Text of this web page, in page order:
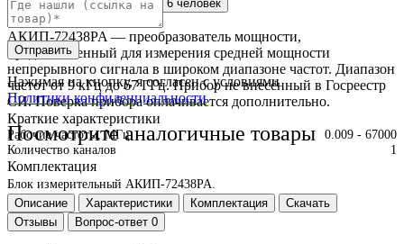
Отправить
Нажимая на кнопку, я согласен с условиями
Политики конфиденциальности
Посмотрите аналогичные товары
Сейчас этот товарсмотрят 6 человек
Краткое описание
АКИП-72438PA — преобразователь мощности,
предназначенный для измерения средней мощности
непрерывного сигнала в широком диапазоне частот. Диапазон
частот от 9 кГц до 67 ГГц. Прибор не внесённый в Госреестр
СИ. Поверка прибора оплачивается дополнительно.
Краткие характеристики
Рабочие частоты, МГц
0.009 - 67000
Количество каналов
1
Комплектация
Блок измерительный АКИП-72438PA.
Описание
Характеристики Комплектация
Скачать
Отзывы
Вопрос-ответ 0